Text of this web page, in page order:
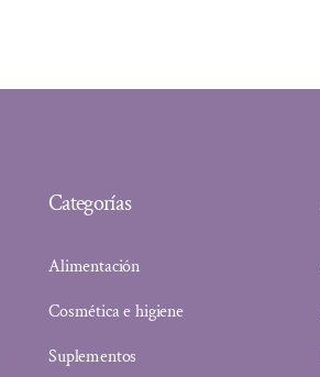
Categorías
Alimentación
Cosmética e higiene
Suplementos